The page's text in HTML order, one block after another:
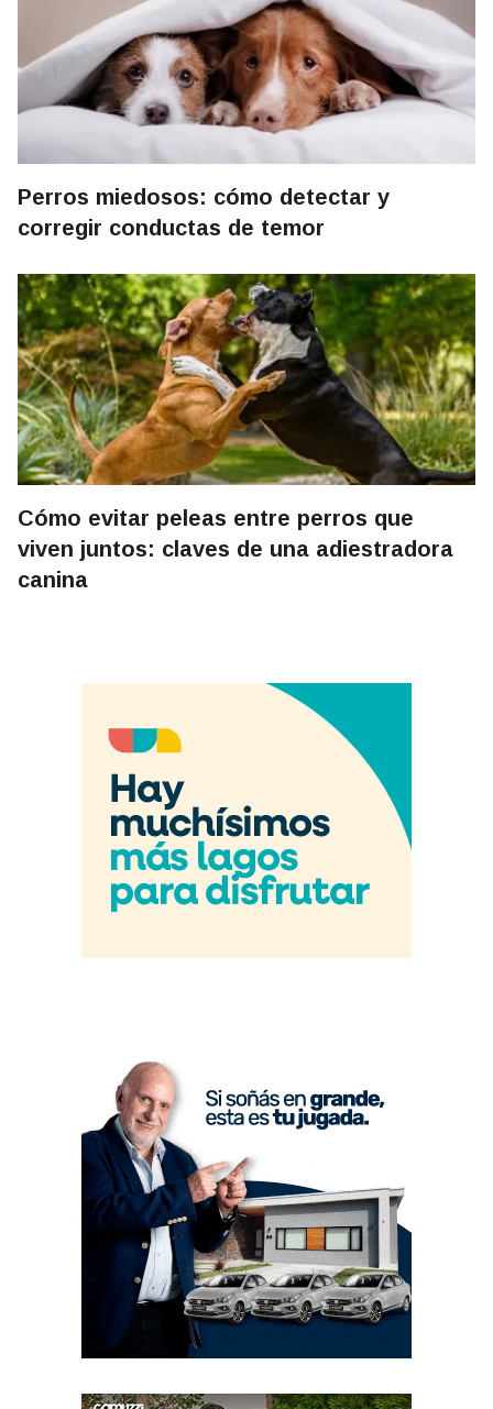
Perros miedosos: cómo detectar y
corregir conductas de temor
Cómo evitar peleas entre perros que
viven juntos: claves de una adiestradora
canina